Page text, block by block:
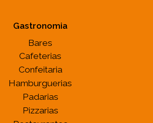
Gastronomia
Bares
Cafeterias
Confeitaria
Hamburguerias
Padarias
Pizzarias